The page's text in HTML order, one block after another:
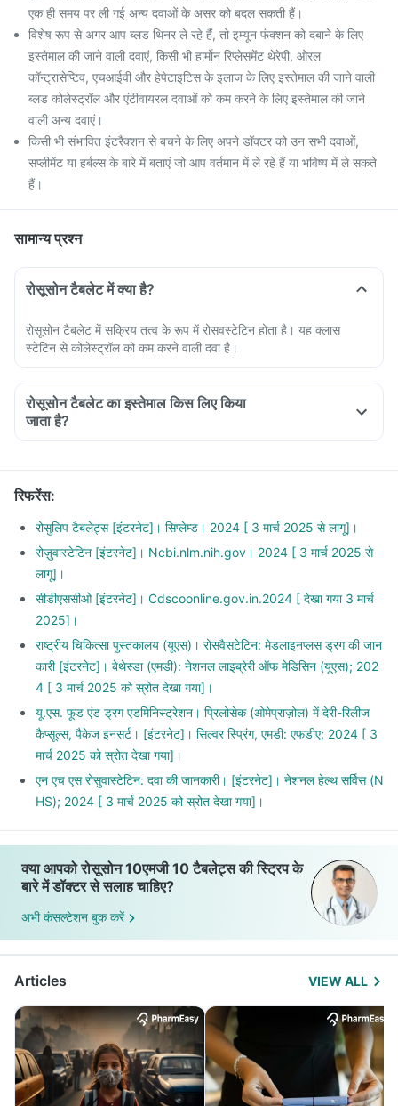
एक ही समय पर ली गई अन्य दवाओं के असर को बदल सकती हैं।
विशेष रूप से अगर आप ब्लड थिनर ले रहे हैं, तो इम्यून फंक्शन को दबाने के लिए
इस्तेमाल की जाने वाली दवाएं, किसी भी हार्मोन रिप्लेसमेंट थेरेपी, ओरल
कॉन्ट्रासेप्टिव, एचआईवी और हेपेटाइटिस के इलाज के लिए इस्तेमाल की जाने वाली
ब्लड कोलेस्ट्रॉल और एंटीवायरल दवाओं को कम करने के लिए इस्तेमाल की जाने
वाली अन्य दवाएं।
किसी भी संभावित इंटरैक्शन से बचने के लिए अपने डॉक्टर को उन सभी दवाओं,
सप्लीमेंट या हर्बल्स के बारे में बताएं जो आप वर्तमान में ले रहे हैं या भविष्य में ले सकते
हैं।
सामान्य प्रश्न
रोसूसोन टैबलेट में क्या है?
रोसूसोन टैबलेट में सक्रिय तत्व के रूप में रोसवस्टेटिन होता है। यह क्लास
स्टेटिन से कोलेस्ट्रॉल को कम करने वाली दवा है।
रोसूसोन टैबलेट का इस्तेमाल किस लिए किया
जाता है?
रिफरेंस:
रोसुलिप टैबलेट्स [इंटरनेट]। सिप्लेम्ड। 2024 [ 3 मार्च 2025 से लागू]।
रोज़ुवास्टेटिन [इंटरनेट]। Ncbi.nlm.nih.gov। 2024 [ 3 मार्च 2025 से
लागू]।
सीडीएससीओ [इंटरनेट]। Cdscoonline.gov.in.2024 [ देखा गया 3 मार्च
2025]।
राष्ट्रीय चिकित्सा पुस्तकालय (यूएस)। रोसवैसटेटिन: मेडलाइनप्लस ड्रग की जान
कारी [इंटरनेट]। बेथेस्डा (एमडी): नेशनल लाइब्रेरी ऑफ मेडिसिन (यूएस); 202
4 [ 3 मार्च 2025 को स्रोत देखा गया]।
यू.एस. फूड एंड ड्रग एडमिनिस्ट्रेशन। प्रिलोसेक (ओमेप्राज़ोल) में देरी-रिलीज
कैप्सूल्स, पैकेज इनसर्ट। [इंटरनेट]। सिल्वर स्प्रिंग, एमडी: एफडीए; 2024 [ 3
मार्च 2025 को स्रोत देखा गया]।
एन एच एस रोसुवास्टेटिन: दवा की जानकारी। [इंटरनेट]। नेशनल हेल्थ सर्विस (N
HS); 2024 [ 3 मार्च 2025 को स्रोत देखा गया]।
क्या आपको रोसूसोन 10एमजी 10 टैबलेट्स की स्ट्रिप के
बारे में डॉक्टर से सलाह चाहिए?
अभी कंसल्टेशन बुक करें
Articles VIEW ALL